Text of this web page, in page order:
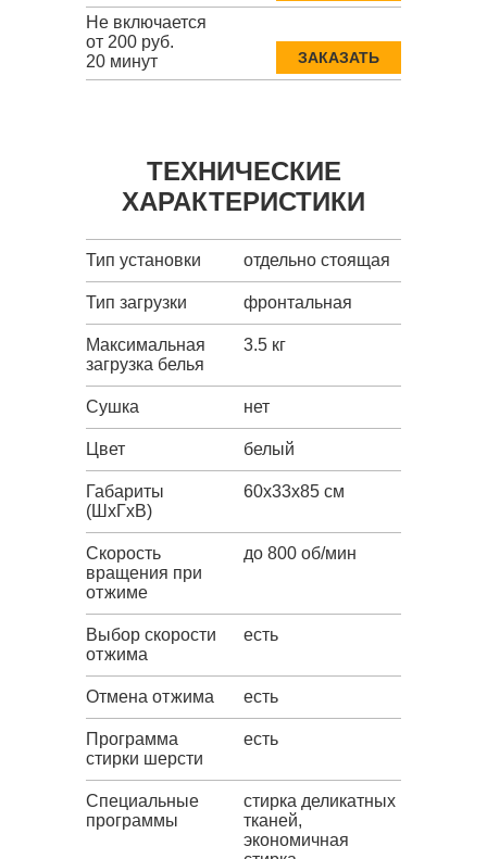
Не включается
от 200 руб.
20 минут
ЗАКАЗАТЬ
ТЕХНИЧЕСКИЕ
ХАРАКТЕРИСТИКИ
Тип установки отдельно стоящая
Тип загрузки фронтальная
Максимальная
загрузка белья
3.5 кг
Сушка нет
Цвет белый
Габариты
(ШxГxВ)
60x33x85 см
Скорость
вращения при
отжиме
до 800 об/мин
Выбор скорости
отжима
есть
Отмена отжима есть
Программа
стирки шерсти
есть
Специальные
программы
стирка деликатных
тканей,
экономичная